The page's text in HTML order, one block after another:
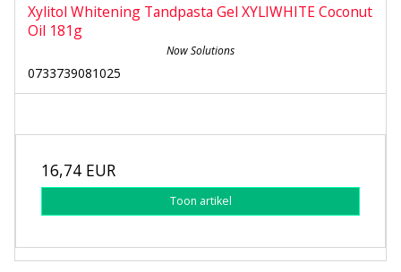
Xylitol Whitening Tandpasta Gel XYLIWHITE Coconut
Oil 181g
Now Solutions
0733739081025
16,74 EUR
Toon artikel